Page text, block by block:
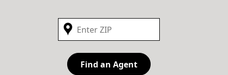
Find an Agent